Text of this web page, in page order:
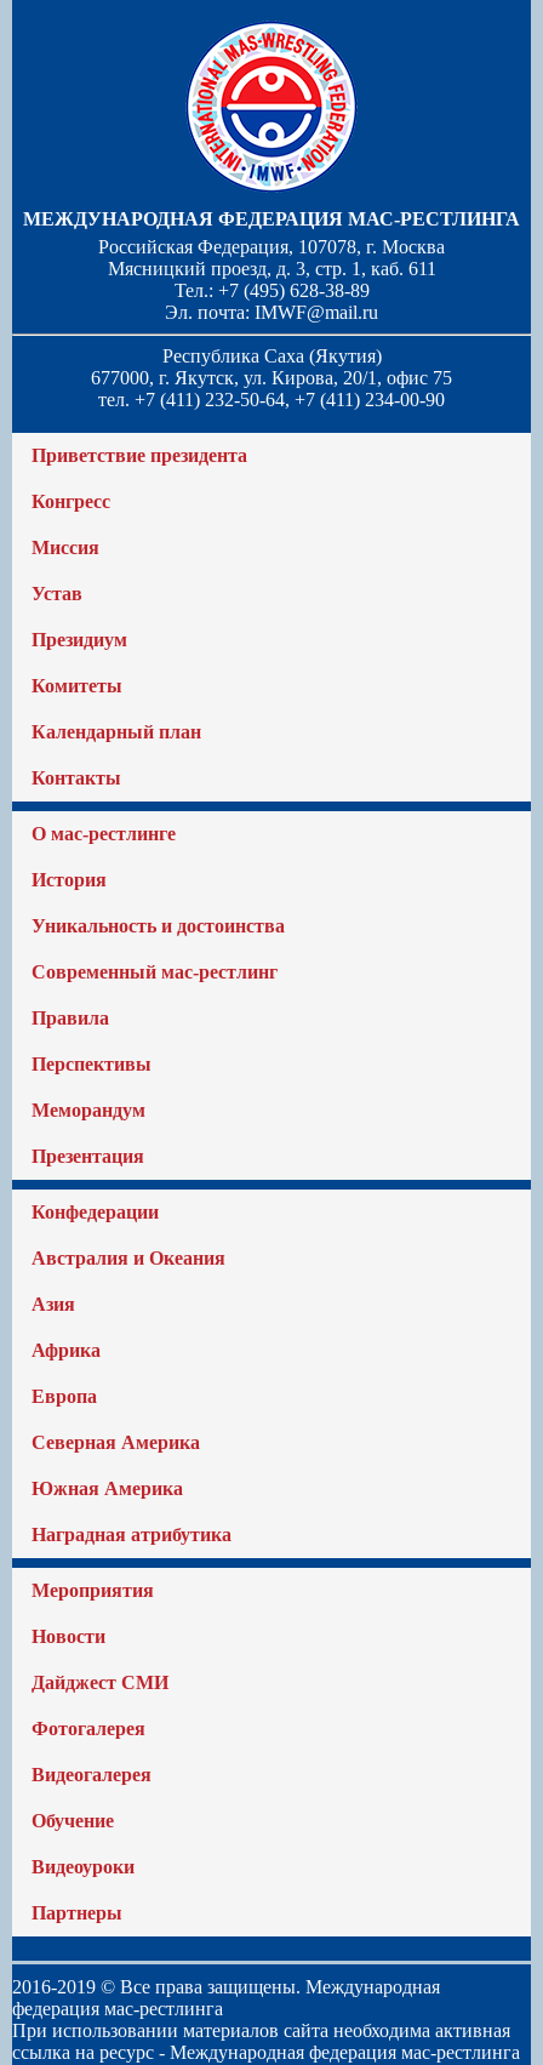
МЕЖДУНАРОДНАЯ ФЕДЕРАЦИЯ МАС-РЕСТЛИНГА
Российская Федерация, 107078, г. Москва
Мясницкий проезд, д. 3, стр. 1, каб. 611
Тел.: +7 (495) 628-38-89
Эл. почта: IMWF@mail.ru
Республика Саха (Якутия)
677000, г. Якутск, ул. Кирова, 20/1, офис 75
тел. +7 (411) 232-50-64, +7 (411) 234-00-90
Приветствие президента
Конгресс
Миссия
Устав
Президиум
Комитеты
Календарный план
Контакты
О мас-рестлинге
История
Уникальность и достоинства
Современный мас-рестлинг
Правила
Перспективы
Меморандум
Презентация
Конфедерации
Австралия и Океания
Азия
Африка
Европа
Северная Америка
Южная Америка
Наградная атрибутика
Мероприятия
Новости
Дайджест СМИ
Фотогалерея
Видеогалерея
Обучение
Видеоуроки
Партнеры
2016-2019 © Все права защищены. Международная
федерация мас-рестлинга
При использовании материалов сайта необходима активная
ссылка на ресурс - Международная федерация мас-рестлинга